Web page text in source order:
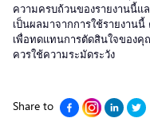
ความครบถ้วนของรายงานนี้แ
เป็นผลมาจากการใช้รายงาน
เพื่อทดแทนการตัดสินใจของคุ
ควรใช้ความระมัดระวัง
Share to